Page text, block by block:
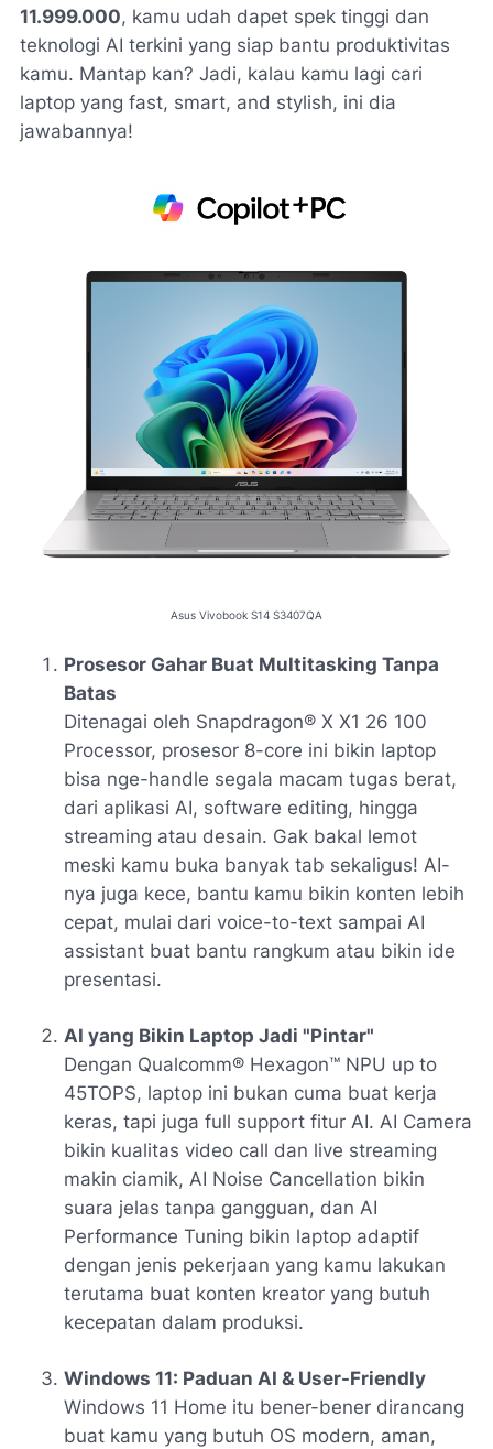
11.999.000, kamu udah dapet spek tinggi dan
teknologi AI terkini yang siap bantu produktivitas
kamu. Mantap kan? Jadi, kalau kamu lagi cari
laptop yang fast, smart, and stylish, ini dia
jawabannya!
Asus Vivobook S14 S3407QA
Prosesor Gahar Buat Multitasking Tanpa
Batas
Ditenagai oleh Snapdragon® X X1 26 100
Processor, prosesor 8-core ini bikin laptop
bisa nge-handle segala macam tugas berat,
dari aplikasi AI, software editing, hingga
streaming atau desain. Gak bakal lemot
meski kamu buka banyak tab sekaligus! AI-
nya juga kece, bantu kamu bikin konten lebih
cepat, mulai dari voice-to-text sampai AI
assistant buat bantu rangkum atau bikin ide
presentasi.
AI yang Bikin Laptop Jadi "Pintar"
Dengan Qualcomm® Hexagon™ NPU up to
45TOPS, laptop ini bukan cuma buat kerja
keras, tapi juga full support fitur AI. AI Camera
bikin kualitas video call dan live streaming
makin ciamik, AI Noise Cancellation bikin
suara jelas tanpa gangguan, dan AI
Performance Tuning bikin laptop adaptif
dengan jenis pekerjaan yang kamu lakukan
terutama buat konten kreator yang butuh
kecepatan dalam produksi.
Windows 11: Paduan AI & User-Friendly
Windows 11 Home itu bener-bener dirancang
buat kamu yang butuh OS modern, aman,